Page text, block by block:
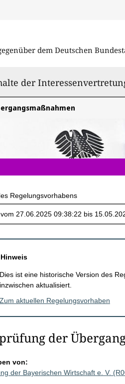
dem Deutschen
der
Regelungsvorhabens
Hinweis
Dies ist eine historische Version des
inzwischen aktualisiert.
Zum aktuellen Regelungsvorhaben
der
von:
der Bayerischen Wirtschaft e. V.